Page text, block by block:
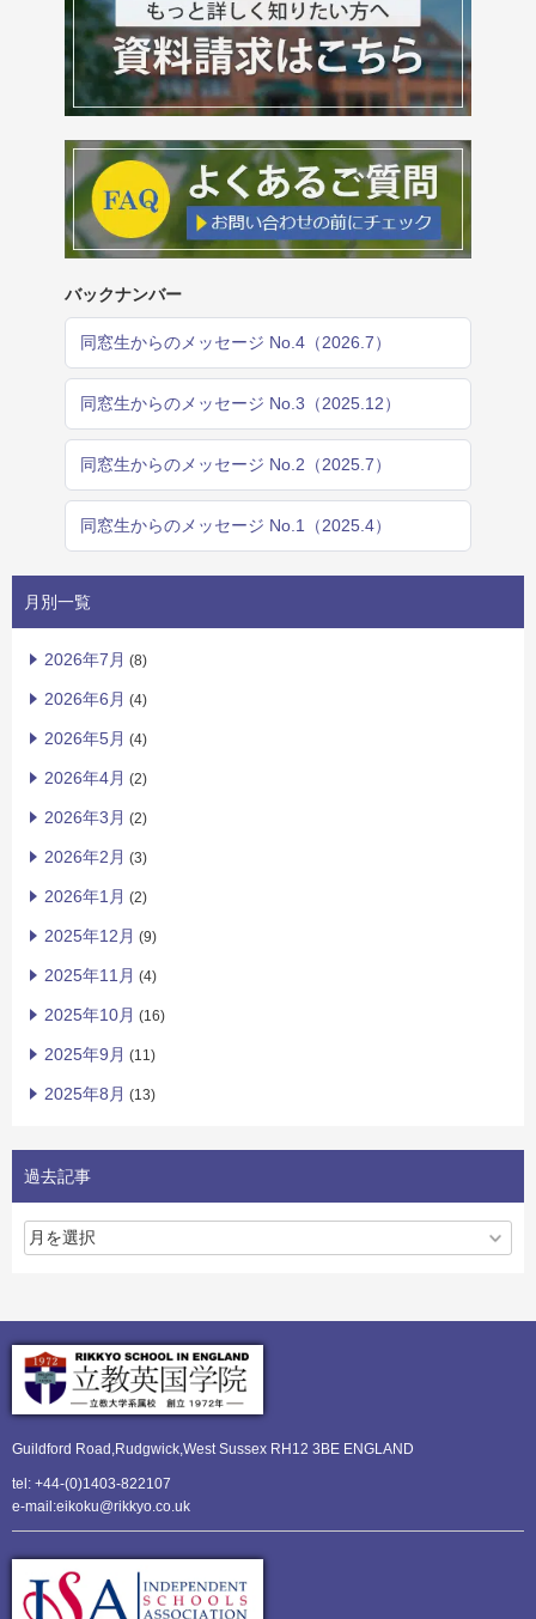
バックナンバー
同窓生からのメッセージ No.4（2026.7）
同窓生からのメッセージ No.3（2025.12）
同窓生からのメッセージ No.2（2025.7）
同窓生からのメッセージ No.1（2025.4）
月別一覧
2026年7月 (8)
2026年6月 (4)
2026年5月 (4)
2026年4月 (2)
2026年3月 (2)
2026年2月 (3)
2026年1月 (2)
2025年12月 (9)
2025年11月 (4)
2025年10月 (16)
2025年9月 (11)
2025年8月 (13)
過去記事
Guildford Road,Rudgwick,West Sussex RH12 3BE ENGLAND
tel: +44-(0)1403-822107
e-mail:eikoku@rikkyo.co.uk